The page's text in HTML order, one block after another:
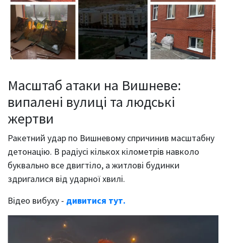
Масштаб атаки на Вишневе:
випалені вулиці та людські
жертви
Ракетний удар по Вишневому спричинив масштабну
детонацію. В радіусі кількох кілометрів навколо
буквально все двигтіло, а житлові будинки
здригалися від ударної хвилі.
Відео вибуху - дивитися тут.